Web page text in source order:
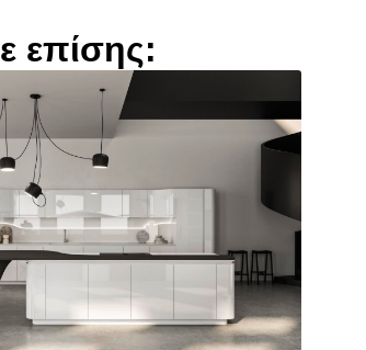
επίσης: